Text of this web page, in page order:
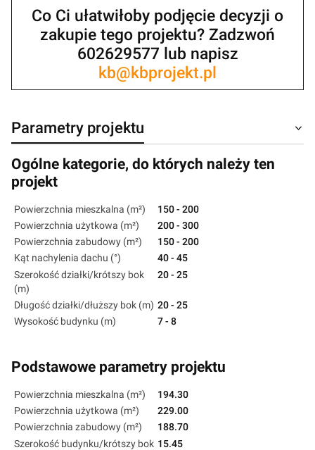
Co Ci ułatwiłoby podjęcie decyzji o
zakupie tego projektu? Zadzwoń
602629577 lub napisz
kb@kbprojekt.pl
Parametry projektu
Ogólne kategorie, do których należy ten
projekt
Powierzchnia mieszkalna (m²)
150 - 200
Powierzchnia użytkowa (m²)
200 - 300
Powierzchnia zabudowy (m²)
150 - 200
Kąt nachylenia dachu (°)
40 - 45
Szerokość działki/krótszy bok
(m)
20 - 25
Długość działki/dłuższy bok (m) 20 - 25
Wysokość budynku (m)
7 - 8
Podstawowe parametry projektu
Powierzchnia mieszkalna (m²)
194.30
Powierzchnia użytkowa (m²)
229.00
Powierzchnia zabudowy (m²)
188.70
Szerokość budynku/krótszy bok 15.45